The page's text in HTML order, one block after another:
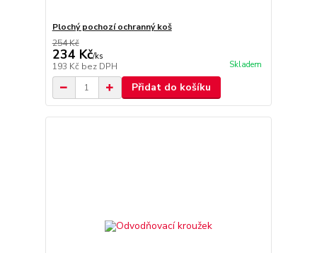
Plochý pochozí ochranný koš
254 Kč
234 Kč/ks
193 Kč bez DPH Skladem
Přidat do košíku